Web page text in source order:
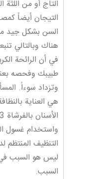
التاج أو من
التيجان أيضاً
السن بشكل جيد
هناك وبالتالي
في أن الرائحة
طبيبك وفحصه
وتزداد سوءاً.
هي العناية
التنظيف
ليس هو السبب في
السبب.